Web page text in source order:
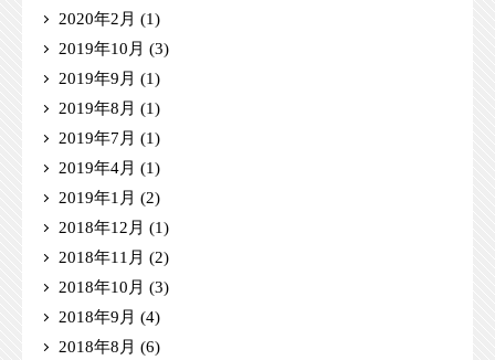
2020年2月 (1)
2019年10月 (3)
2019年9月 (1)
2019年8月 (1)
2019年7月 (1)
2019年4月 (1)
2019年1月 (2)
2018年12月 (1)
2018年11月 (2)
2018年10月 (3)
2018年9月 (4)
2018年8月 (6)